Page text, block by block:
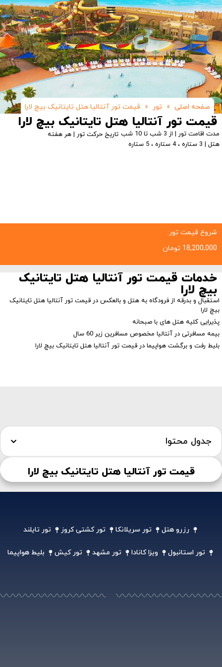
صفحه اصلی » تور » قیمت تور آنتالیا هتل تایتانیک بیچ لارا
قیمت تور آنتالیا هتل تایتانیک بیچ لارا
مدت اقامت تور | از 3 شب تا 10 شب
تاریخ حرکت تور | هر هفته
هتل | 3 ستاره ، 4 ستاره ، 5 ستاره
شروع قیمت تور:
18,200,000 تومان
خدمات قیمت تور آنتالیا هتل تایتانیک
بیچ لارا
استقبال و بدرقه از فرودگاه به هتل و بالعکس در قیمت تور آنتالیا هتل تایتانیک
بیچ لارا
پذیرایی کلیه هتل های با صبحانه
بیمه مسافرتی در آنتالیا مخصوص مسافرین زیر 60 سال
بلیط رفت و برگشت هواپیما در قیمت تور آنتالیا هتل تایتانیک بیچ لارا
جدول محتوا
قیمت تور آنتالیا هتل تایتانیک بیچ لارا
رزرو هتل تور سریلانکا تور کشتی کروز تور تایلند
تور استانبول ویزا کانادا تور مشهد تور کیش بلیط هواپیما